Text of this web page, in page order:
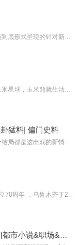
猛料| 偏门史料
免费|我当小报记者的日子|都市小说&职场&情感